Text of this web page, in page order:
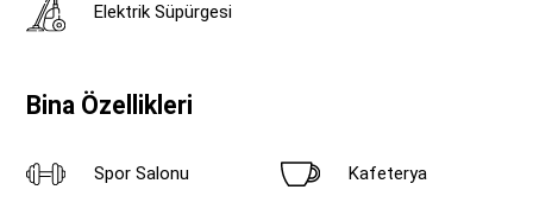
Elektrik Süpürgesi
Bina Özellikleri
Spor Salonu Kafeterya